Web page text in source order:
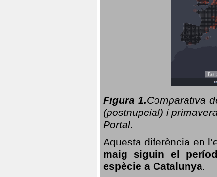
Figura 1.Comparativa
(postnupcial) i
Portal.
Aquesta diferència en
maig siguin el
espècie a Catalunya.